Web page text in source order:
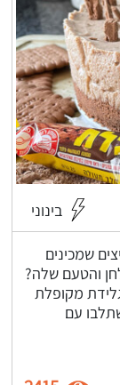
בינוני
שמכינים
והטעם שלה?
מקופלת
עם